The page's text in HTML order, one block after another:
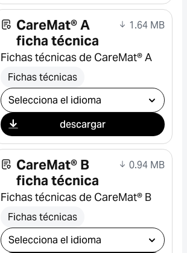
CareMat® A
ficha técnica
1.64 MB
Fichas técnicas de CareMat® A
Fichas técnicas
Seleccionar descarga
descargar
CareMat® B
ficha técnica
0.94 MB
Fichas técnicas de CareMat® B
Fichas técnicas
Seleccionar descarga